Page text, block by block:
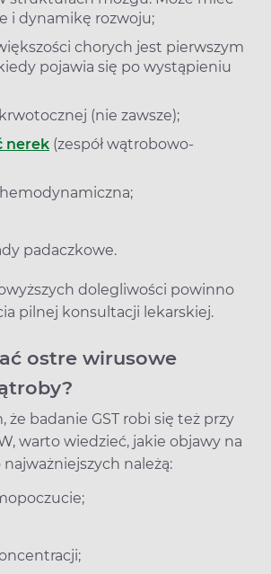
i dynamikę rozwoju;
chorych jest pierwszym
pojawia się po wystąpieniu
(nie zawsze);
nerek (zespół wątrobowo-
padaczkowe.
dolegliwości powinno
pilnej konsultacji lekarskiej.
ostre wirusowe
że badanie GST robi się też przy
warto wiedzieć, jakie objawy na
należą: